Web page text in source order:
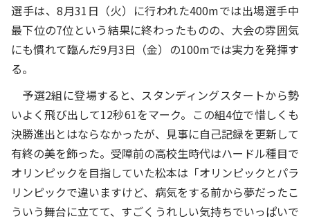
選手は、8月31日（火）に行われた400mでは出場選手中
最下位の7位という結果に終わったものの、大会の雰囲気
にも慣れて臨んだ9月3日（金）の100mでは実力を発揮す
る。
予選2組に登場すると、スタンディングスタートから勢
いよく飛び出して12秒61をマーク。この組4位で惜しくも
決勝進出とはならなかったが、見事に自己記録を更新して
有終の美を飾った。受障前の高校生時代はハードル種目で
オリンピックを目指していた松本は「オリンピックとパラ
リンピックで違いますけど、病気をする前から夢だったこ
ういう舞台に立てて、すごくうれしい気持ちでいっぱいで